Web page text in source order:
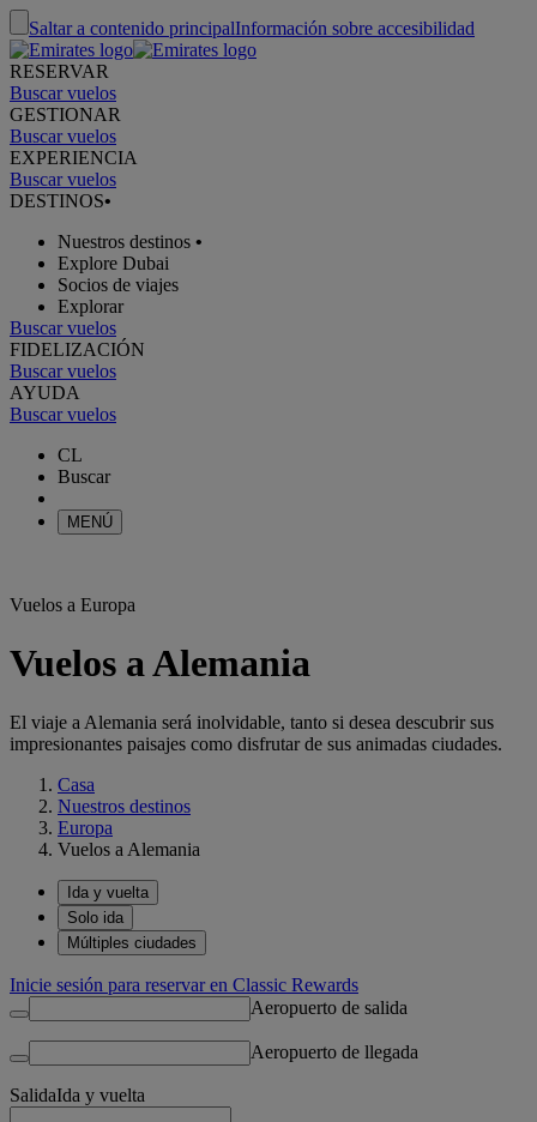
Saltar a contenido principalInformación sobre accesibilidad
RESERVAR
Buscar vuelos
GESTIONAR
Buscar vuelos
EXPERIENCIA
Buscar vuelos
DESTINOS•
Nuestros destinos •
Explore Dubai
Socios de viajes
Explorar
Buscar vuelos
FIDELIZACIÓN
Buscar vuelos
AYUDA
Buscar vuelos
CL
Buscar
MENÚ
Vuelos a Europa
Vuelos a Alemania
El viaje a Alemania será inolvidable, tanto si desea descubrir sus
impresionantes paisajes como disfrutar de sus animadas ciudades.
Casa
Nuestros destinos
Europa
Vuelos a Alemania
Ida y vuelta
Solo ida
Múltiples ciudades
Inicie sesión para reservar en Classic Rewards
Aeropuerto de salida
Aeropuerto de llegada
SalidaIda y vuelta